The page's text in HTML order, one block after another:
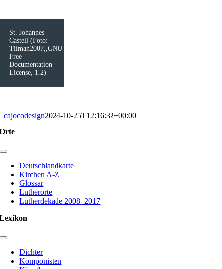
St. Johannes
Castell (Foto:
Tilman2007,,GNU
Free
Documentation
License, 1.2)
cajocodesign2024-10-25T12:16:32+00:00
Orte
Toggle
NavigationDeutschlandkarte
Kirchen A-Z
Glossar
Lutherorte
Lutherdekade 2008–2017
Lexikon
Toggle
Navigation
Dichter
Komponisten